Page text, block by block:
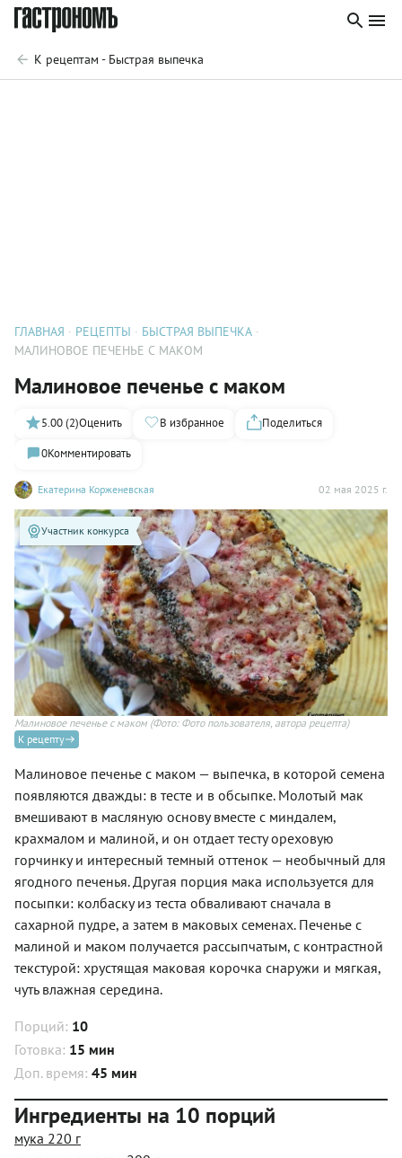
К рецептам - Быстрая выпечка
ГЛАВНАЯ РЕЦЕПТЫ
БЫСТРАЯ ВЫПЕЧКА
МАЛИНОВОЕ ПЕЧЕНЬЕ С МАКОМ
Малиновое печенье с маком
Екатерина Корженевская 02 мая 2025 г.
5.00 (2)Оценить В избранное
Поделиться
0Комментировать
Участник конкурса
Малиновое печенье с маком (Фото: Фото пользователя, автора рецепта)
К рецепту
Малиновое печенье с маком — выпечка, в которой семена
появляются дважды: в тесте и в обсыпке. Молотый мак
вмешивают в масляную основу вместе с миндалем,
крахмалом и малиной, и он отдает тесту ореховую
горчинку и интересный темный оттенок — необычный для
ягодного печенья. Другая порция мака используется для
посыпки: колбаску из теста обваливают сначала в
сахарной пудре, а затем в маковых семенах. Печенье с
малиной и маком получается рассыпчатым, с контрастной
текстурой: хрустящая маковая корочка снаружи и мягкая,
чуть влажная середина.
Порций: 10
Готовка: 15 мин
Доп. время: 45 мин
Ингредиенты на 10 порций
мука 220 г